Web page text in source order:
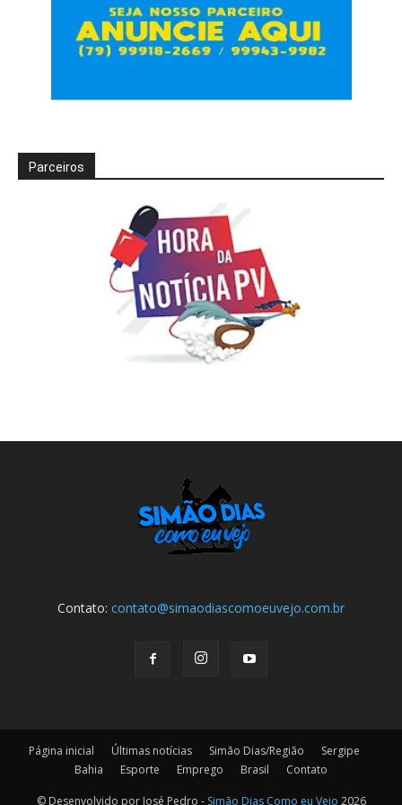
Parceiros
Contato: contato@simaodiascomoeuvejo.com.br
Página inicial Últimas notícias Simão Dias/Região
Sergipe
Bahia
Esporte Emprego Brasil Contato
© Desenvolvido por José Pedro - Simão Dias Como eu Vejo 2026